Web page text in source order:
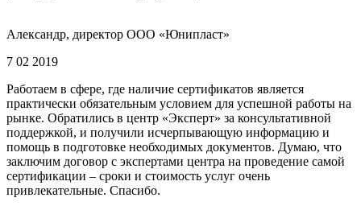
Александр, директор ООО «Юнипласт»
7 02 2019
Работаем в сфере, где наличие сертификатов является
практически обязательным условием для успешной работы на
рынке. Обратились в центр «Эксперт» за консультативной
поддержкой, и получили исчерпывающую информацию и
помощь в подготовке необходимых документов. Думаю, что
заключим договор с экспертами центра на проведение самой
сертификации – сроки и стоимость услуг очень
привлекательные. Спасибо.